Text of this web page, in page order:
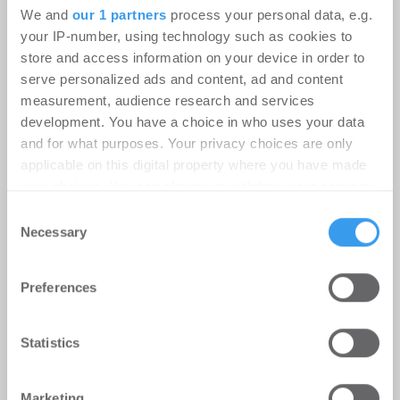
We and our 1 partners process your personal data, e.g.
your IP-number, using technology such as cookies to
store and access information on your device in order to
serve personalized ads and content, ad and content
measurement, audience research and services
development. You have a choice in who uses your data
and for what purposes. Your privacy choices are only
applicable on this digital property where you have made
the Privacy trigger icon.
Find out more about how your personal data is processed
and set your preferences in the
We use cookies to personalise content and ads, to
provide social media features and to analyse our traffic.
Selection
Necessary
Preferences
Statistics
Jahresvergleich
Wohnen | Märkte-06.08.2026
Preisanstieg verliert an Schwung, real sinken die
Immobilienpreise im Jahresvergleich
Ginkgo gründet Joint Venture mit